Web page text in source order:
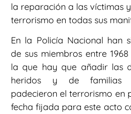
la reparación a las víctimas
terrorismo en todas sus
En la Policía Nacional han
de sus miembros entre
la que hay que añadir las
heridos y de familias
padecieron el terrorismo en
fecha fijada para este acto